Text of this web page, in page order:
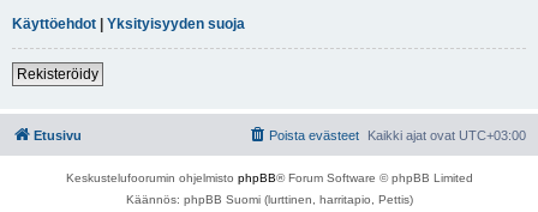
Käyttöehdot | Yksityisyyden suoja
Rekisteröidy
Etusivu Kaikki ajat ovat UTC+03:00
Poista evästeet
Keskustelufoorumin ohjelmisto phpBB® Forum Software © phpBB Limited
Käännös: phpBB Suomi (lurttinen, harritapio, Pettis)